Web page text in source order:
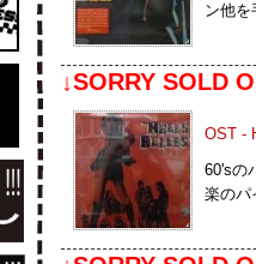
ン他を
↓SORRY SOLD
OST -
60'sの
楽のパ